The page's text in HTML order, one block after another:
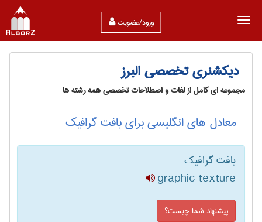
ورود/عضویت
دیکشنری تخصصی البرز
مجموعه ای کامل از لغات و اصطلاحات تخصصی همه رشته ها
معادل های انگلیسی برای بافت گرافیک
بافت گرافیک
graphic texture
پیشنهاد شما چیست؟